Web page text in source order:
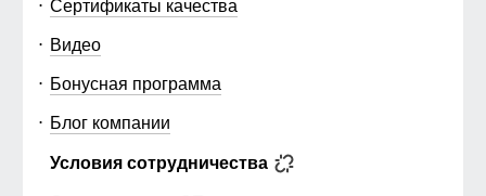
Сертификаты качества
Видео
Бонусная программа
Блог компании
Условия сотрудничества